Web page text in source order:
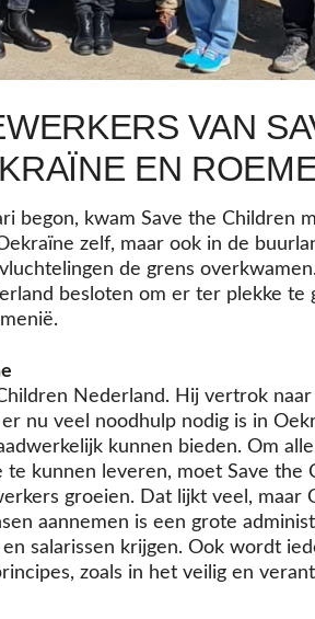
VAN
EN
begon, kwam Save the Children
zelf, maar ook in de
de grens
besloten om er ter plekke te
Nederland. Hij vertrok
nu veel noodhulp nodig is in
kunnen bieden. Om
kunnen leveren, moet Save the
groeien. Dat lijkt veel, maar
aannemen is een grote
salarissen krijgen. Ook wordt
zoals in het veilig en